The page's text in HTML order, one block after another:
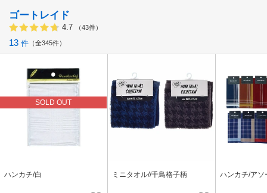
ゴートレイド
4.7 （43件）
13 件 全345件
SOLD OUT
ハンカチ/白 ミニタオル//千鳥格子柄 ハンカチ/アソ